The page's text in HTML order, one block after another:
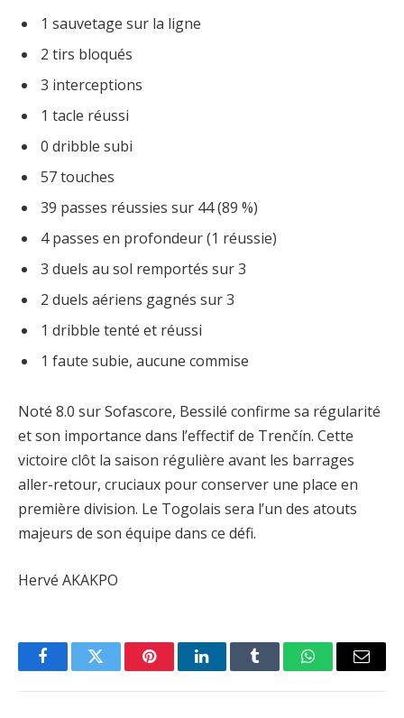
1 sauvetage sur la ligne
2 tirs bloqués
3 interceptions
1 tacle réussi
0 dribble subi
57 touches
39 passes réussies sur 44 (89 %)
4 passes en profondeur (1 réussie)
3 duels au sol remportés sur 3
2 duels aériens gagnés sur 3
1 dribble tenté et réussi
1 faute subie, aucune commise
Noté 8.0 sur Sofascore, Bessilé confirme sa régularité
et son importance dans l’effectif de Trenčín. Cette
victoire clôt la saison régulière avant les barrages
aller-retour, cruciaux pour conserver une place en
première division. Le Togolais sera l’un des atouts
majeurs de son équipe dans ce défi.
Hervé AKAKPO
FacebookTwitter PinterestLinkedInTumblr WhatsAppEmail